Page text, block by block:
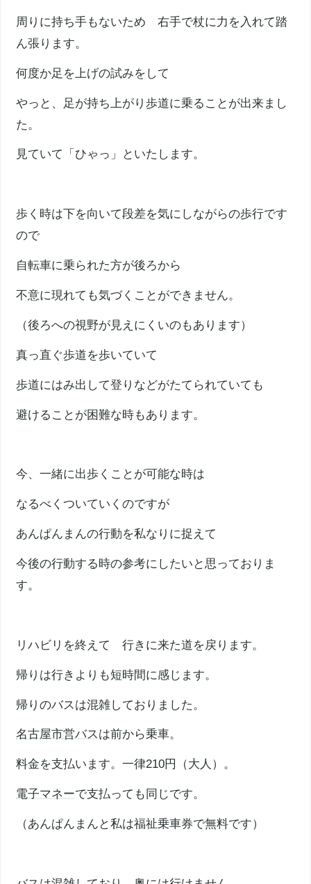
周りに持ち手もないため 右手で杖に力を入れて踏
ん張ります。
何度か足を上げの試みをして
やっと、足が持ち上がり歩道に乗ることが出来まし
た。
見ていて「ひゃっ」といたします。
歩く時は下を向いて段差を気にしながらの歩行です
ので
自転車に乗られた方が後ろから
不意に現れても気づくことができません。
（後ろへの視野が見えにくいのもあります）
真っ直ぐ歩道を歩いていて
歩道にはみ出して登りなどがたてられていても
避けることが困難な時もあります。
今、一緒に出歩くことが可能な時は
なるべくついていくのですが
あんぱんまんの行動を私なりに捉えて
今後の行動する時の参考にしたいと思っておりま
す。
リハビリを終えて 行きに来た道を戻ります。
帰りは行きよりも短時間に感じます。
帰りのバスは混雑しておりました。
名古屋市営バスは前から乗車。
料金を支払います。一律210円（大人）。
電子マネーで支払っても同じです。
（あんぱんまんと私は福祉乗車券で無料です）